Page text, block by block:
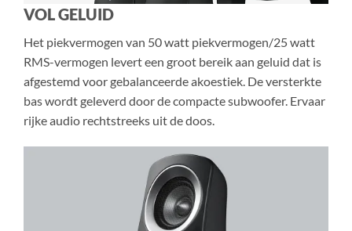
VOL GELUID
Het piekvermogen van 50 watt piekvermogen/25 watt
RMS-vermogen levert een groot bereik aan geluid dat is
afgestemd voor gebalanceerde akoestiek. De versterkte
bas wordt geleverd door de compacte subwoofer. Ervaar
rijke audio rechtstreeks uit de doos.